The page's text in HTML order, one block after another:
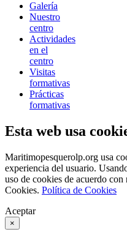
Galería
Nuestro
centro
Actividades
en el
centro
Visitas
formativas
Prácticas
formativas
Esta web usa
Maritimopesquerolp.org usa
experiencia del usuario.
uso de cookies de acuerdo con
Cookies. Política de Cookies
Aceptar
×